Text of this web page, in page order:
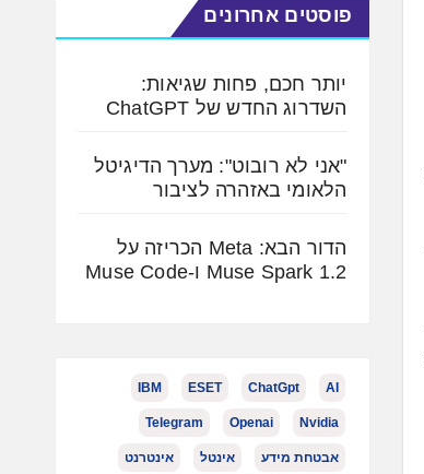
פוסטים אחרונים
יותר חכם, פחות שגיאות:
השדרוג החדש של ChatGPT
"אני לא רובוט": מערך הדיגיטל
הלאומי באזהרה לציבור
הדור הבא: Meta הכריזה על
Muse Spark 1.2 ו-Muse Code
AI
ChatGpt
ESET
IBM
Nvidia
Openai
Telegram
אבטחת מידע אינטל אינטרנט